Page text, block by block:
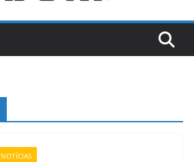
NOTÍCIAS